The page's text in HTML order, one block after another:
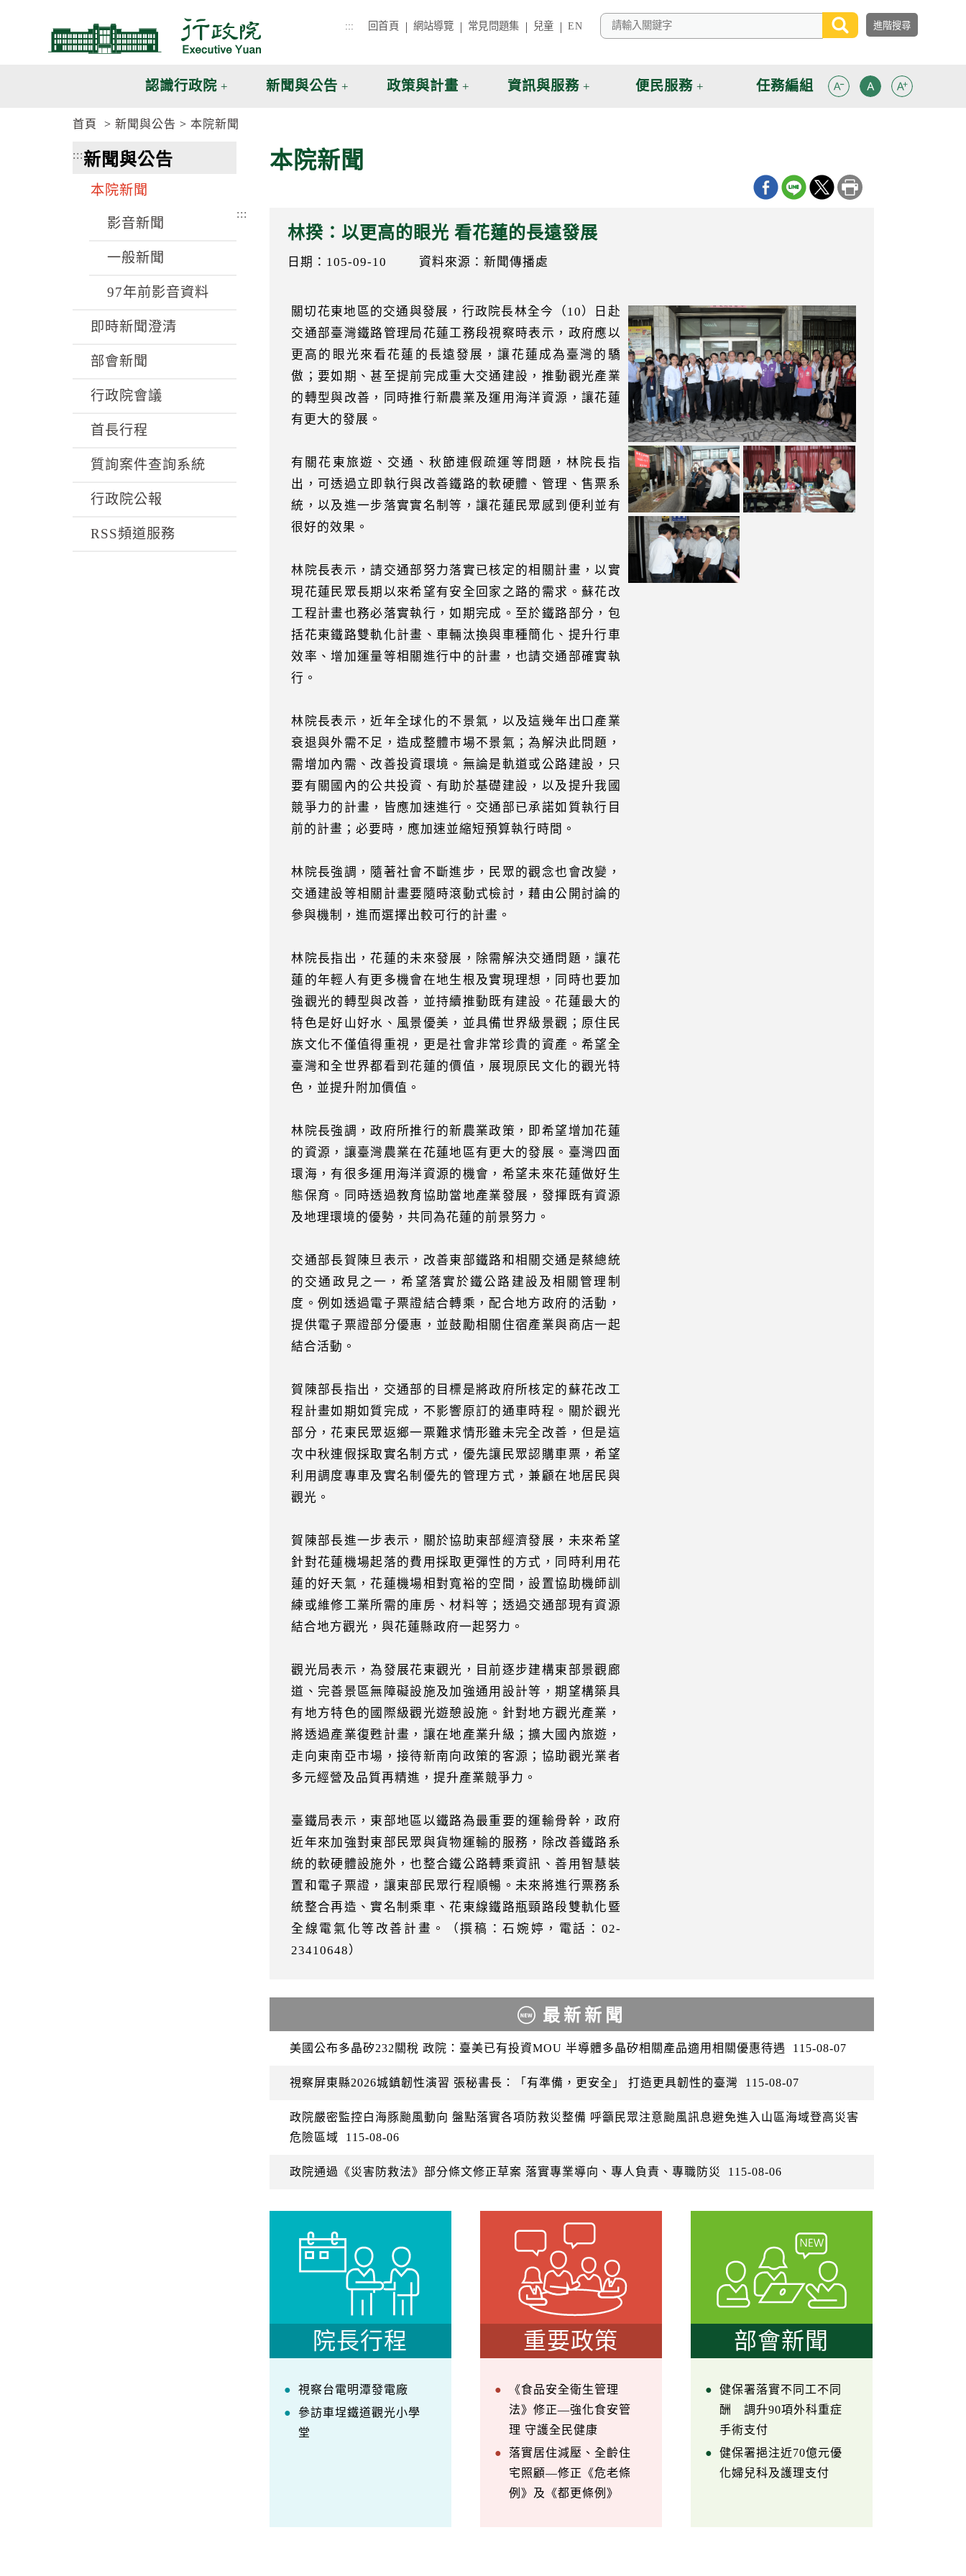
::: 回首頁 網站導覽 常見問題集 兒童 EN
認識行政院 新聞與公告 政策與計畫 資訊與服務 便民服務 任務編組
首頁 新聞與公告 本院新聞
:::新聞與公告
本院新聞
影音新聞
一般新聞
97年前影音資料
即時新聞澄清
部會新聞
行政院會議
首長行程
質詢案件查詢系統
行政院公報
RSS頻道服務
本院新聞
:::
林揆：以更高的眼光 看花蓮的長遠發展
日期：105-09-10 資料來源：新聞傳播處
關切花東地區的交通與發展，行政院長林全今（10）日赴
交通部臺灣鐵路管理局花蓮工務段視察時表示，政府應以
更高的眼光來看花蓮的長遠發展，讓花蓮成為臺灣的驕
傲；要如期、甚至提前完成重大交通建設，推動觀光產業
的轉型與改善，同時推行新農業及運用海洋資源，讓花蓮
有更大的發展。
有關花東旅遊、交通、秋節連假疏運等問題，林院長指
出，可透過立即執行與改善鐵路的軟硬體、管理、售票系
統，以及進一步落實實名制等，讓花蓮民眾感到便利並有
很好的效果。
林院長表示，請交通部努力落實已核定的相關計畫，以實
現花蓮民眾長期以來希望有安全回家之路的需求。蘇花改
工程計畫也務必落實執行，如期完成。至於鐵路部分，包
括花東鐵路雙軌化計畫、車輛汰換與車種簡化、提升行車
效率、增加運量等相關進行中的計畫，也請交通部確實執
行。
林院長表示，近年全球化的不景氣，以及這幾年出口產業
衰退與外需不足，造成整體市場不景氣；為解決此問題，
需增加內需、改善投資環境。無論是軌道或公路建設，只
要有關國內的公共投資、有助於基礎建設，以及提升我國
競爭力的計畫，皆應加速進行。交通部已承諾如質執行目
前的計畫；必要時，應加速並縮短預算執行時間。
林院長強調，隨著社會不斷進步，民眾的觀念也會改變，
交通建設等相關計畫要隨時滾動式檢討，藉由公開討論的
參與機制，進而選擇出較可行的計畫。
林院長指出，花蓮的未來發展，除需解決交通問題，讓花
蓮的年輕人有更多機會在地生根及實現理想，同時也要加
強觀光的轉型與改善，並持續推動既有建設。花蓮最大的
特色是好山好水、風景優美，並具備世界級景觀；原住民
族文化不僅值得重視，更是社會非常珍貴的資產。希望全
臺灣和全世界都看到花蓮的價值，展現原民文化的觀光特
色，並提升附加價值。
林院長強調，政府所推行的新農業政策，即希望增加花蓮
的資源，讓臺灣農業在花蓮地區有更大的發展。臺灣四面
環海，有很多運用海洋資源的機會，希望未來花蓮做好生
態保育。同時透過教育協助當地產業發展，發揮既有資源
及地理環境的優勢，共同為花蓮的前景努力。
交通部長賀陳旦表示，改善東部鐵路和相關交通是蔡總統
的交通政見之一，希望落實於鐵公路建設及相關管理制
度。例如透過電子票證結合轉乘，配合地方政府的活動，
提供電子票證部分優惠，並鼓勵相關住宿產業與商店一起
結合活動。
賀陳部長指出，交通部的目標是將政府所核定的蘇花改工
程計畫如期如質完成，不影響原訂的通車時程。關於觀光
部分，花東民眾返鄉一票難求情形雖未完全改善，但是這
次中秋連假採取實名制方式，優先讓民眾認購車票，希望
利用調度專車及實名制優先的管理方式，兼顧在地居民與
觀光。
賀陳部長進一步表示，關於協助東部經濟發展，未來希望
針對花蓮機場起落的費用採取更彈性的方式，同時利用花
蓮的好天氣，花蓮機場相對寬裕的空間，設置協助機師訓
練或維修工業所需的庫房、材料等；透過交通部現有資源
結合地方觀光，與花蓮縣政府一起努力。
觀光局表示，為發展花東觀光，目前逐步建構東部景觀廊
道、完善景區無障礙設施及加強通用設計等，期望構築具
有地方特色的國際級觀光遊憩設施。針對地方觀光產業，
將透過產業復甦計畫，讓在地產業升級；擴大國內旅遊，
走向東南亞市場，接待新南向政策的客源；協助觀光業者
多元經營及品質再精進，提升產業競爭力。
臺鐵局表示，東部地區以鐵路為最重要的運輸骨幹，政府
近年來加強對東部民眾與貨物運輸的服務，除改善鐵路系
統的軟硬體設施外，也整合鐵公路轉乘資訊、善用智慧裝
置和電子票證，讓東部民眾行程順暢。未來將進行票務系
統整合再造、實名制乘車、花東線鐵路瓶頸路段雙軌化暨
全線電氣化等改善計畫。（撰稿：石婉婷，電話：02-
23410648）
最新新聞
美國公布多晶矽232關稅 政院：臺美已有投資MOU 半導體多晶矽相關產品適用相關優惠待遇 115-08-07
視察屏東縣2026城鎮韌性演習 張秘書長：「有準備，更安全」 打造更具韌性的臺灣 115-08-07
政院嚴密監控白海豚颱風動向 盤點落實各項防救災整備 呼籲民眾注意颱風訊息避免進入山區海域登高災害
危險區域
115-08-06
政院通過《災害防救法》部分條文修正草案 落實專業導向、專人負責、專職防災 115-08-06
院長行程
視察台電明潭發電廠
參訪車埕鐵道觀光小學
堂
重要政策
《食品安全衛生管理
法》修正—強化食安管
理 守護全民健康
落實居住減壓、全齡住
宅照顧—修正《危老條
例》及《都更條例》
部會新聞
健保署落實不同工不同
酬 調升90項外科重症
手術支付
健保署挹注近70億元優
化婦兒科及護理支付